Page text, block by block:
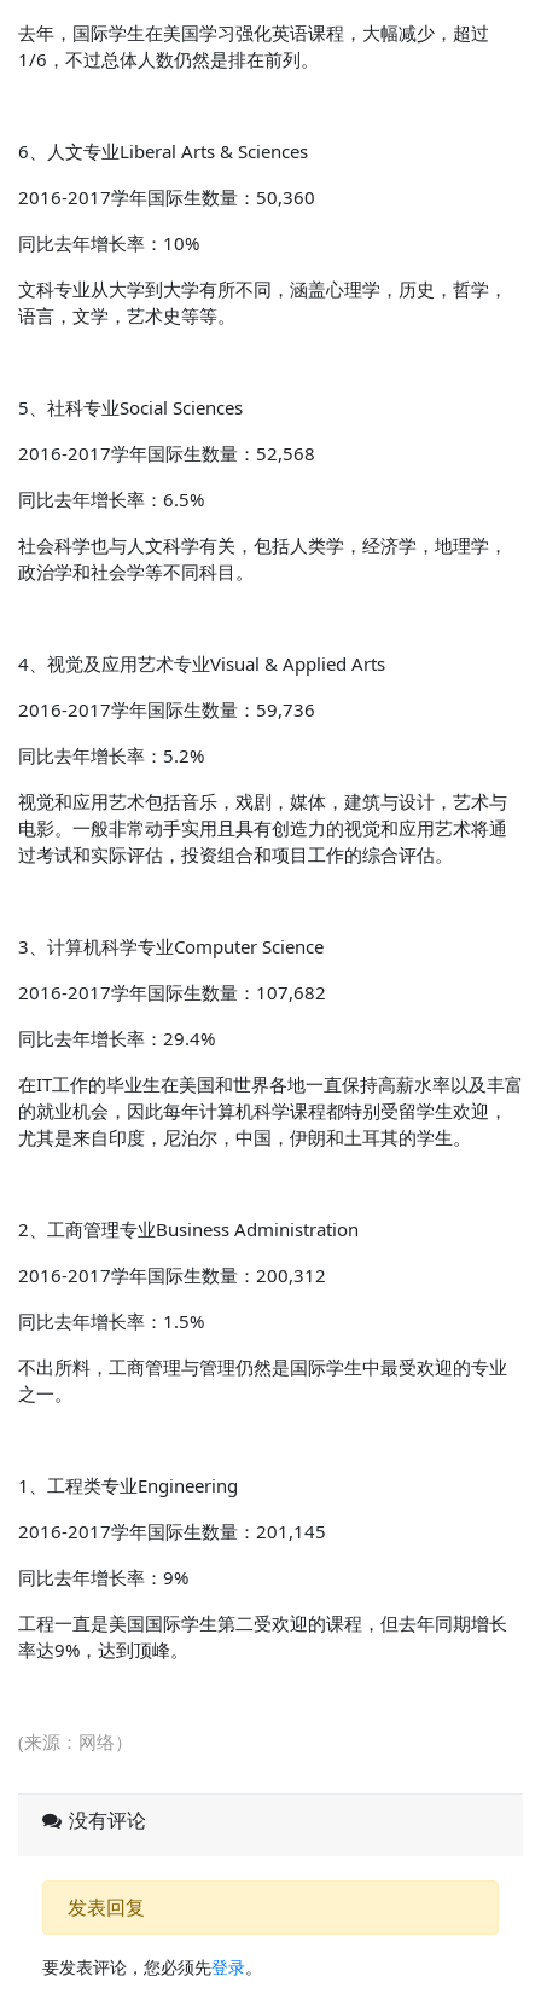
去年，国际学生在美国学习强化英语课程，大幅减少，超过
1/6，不过总体人数仍然是排在前列。
6、人文专业Liberal Arts & Sciences
2016-2017学年国际生数量：50,360
同比去年增长率：10%
文科专业从大学到大学有所不同，涵盖心理学，历史，哲学，
语言，文学，艺术史等等。
5、社科专业Social Sciences
2016-2017学年国际生数量：52,568
同比去年增长率：6.5%
社会科学也与人文科学有关，包括人类学，经济学，地理学，
政治学和社会学等不同科目。
4、视觉及应用艺术专业Visual & Applied Arts
2016-2017学年国际生数量：59,736
同比去年增长率：5.2%
视觉和应用艺术包括音乐，戏剧，媒体，建筑与设计，艺术与
电影。一般非常动手实用且具有创造力的视觉和应用艺术将通
过考试和实际评估，投资组合和项目工作的综合评估。
3、计算机科学专业Computer Science
2016-2017学年国际生数量：107,682
同比去年增长率：29.4%
在IT工作的毕业生在美国和世界各地一直保持高薪水率以及丰富
的就业机会，因此每年计算机科学课程都特别受留学生欢迎，
尤其是来自印度，尼泊尔，中国，伊朗和土耳其的学生。
2、工商管理专业Business Administration
2016-2017学年国际生数量：200,312
同比去年增长率：1.5%
不出所料，工商管理与管理仍然是国际学生中最受欢迎的专业
之一。
1、工程类专业Engineering
2016-2017学年国际生数量：201,145
同比去年增长率：9%
工程一直是美国国际学生第二受欢迎的课程，但去年同期增长
率达9%，达到顶峰。
(来源：网络）
没有评论
发表回复
要发表评论，您必须先登录。